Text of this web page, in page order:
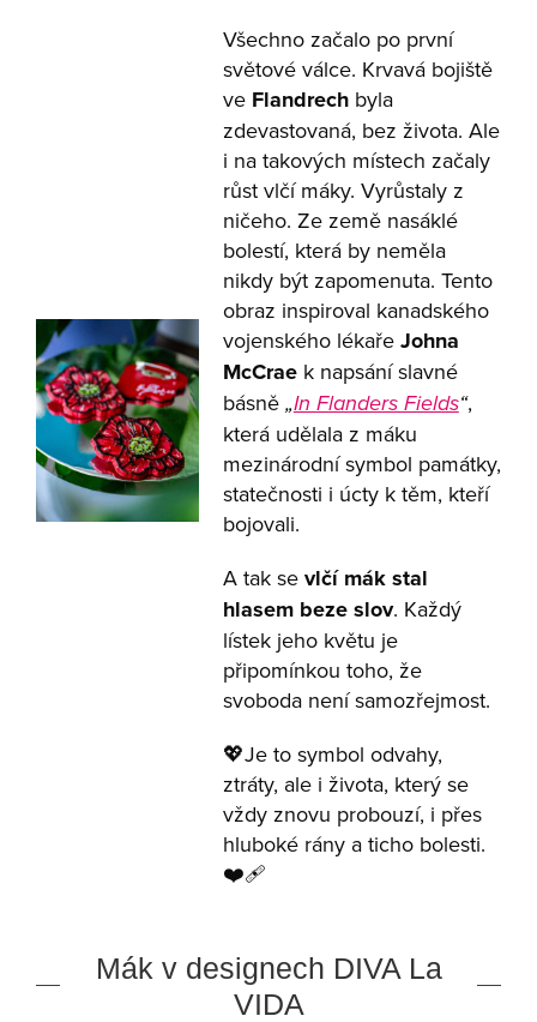
Všechno začalo po první
světové válce. Krvavá bojiště
ve Flandrechbyla
zdevastovaná, bez života. Ale
i na takových místech začaly
růst vlčí máky. Vyrůstaly z
ničeho. Ze země nasáklé
bolestí, která by neměla
nikdy být zapomenuta. Tento
obraz inspiroval kanadského
vojenského lékaře Johna
McCraek napsání slavné
básně „In Flanders Fields“,
která udělala z máku
mezinárodní symbol památky,
statečnosti i úcty k těm, kteří
bojovali.
A tak se vlčí mák stal
hlasem beze slov. Každý
lístek jeho květu je
připomínkou toho, že
svoboda není samozřejmost.
💖Je to symbol odvahy,
ztráty, ale i života, který se
vždy znovu probouzí, i přes
hluboké rány a ticho bolesti.
❤️‍🩹
Mák v designech DIVA La
VIDA